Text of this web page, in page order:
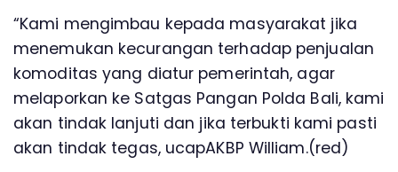
“Kami mengimbau kepada masyarakat jika
menemukan kecurangan terhadap penjualan
komoditas yang diatur pemerintah, agar
melaporkan ke Satgas Pangan Polda Bali, kami
akan tindak lanjuti dan jika terbukti kami pasti
akan tindak tegas, ucapAKBP William.(red)